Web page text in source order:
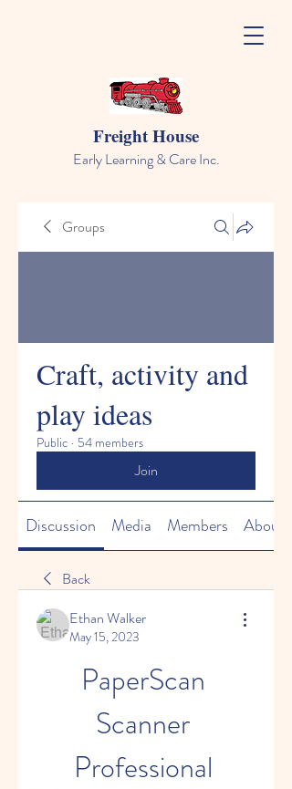
Freight House
Early Learning & Care Inc.
Groups
Craft, activity and
play ideas
Public · 54 members
Join
Discussion Media Members About
Back
Ethan Walker
May 15, 2023
PaperScan
Scanner
Professional